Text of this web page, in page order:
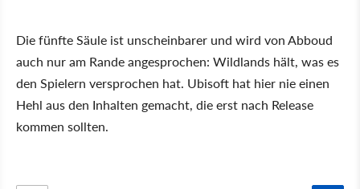
Die fünfte Säule ist unscheinbarer und wird von Abboud
auch nur am Rande angesprochen: Wildlands hält, was es
den Spielern versprochen hat. Ubisoft hat hier nie einen
Hehl aus den Inhalten gemacht, die erst nach Release
kommen sollten.